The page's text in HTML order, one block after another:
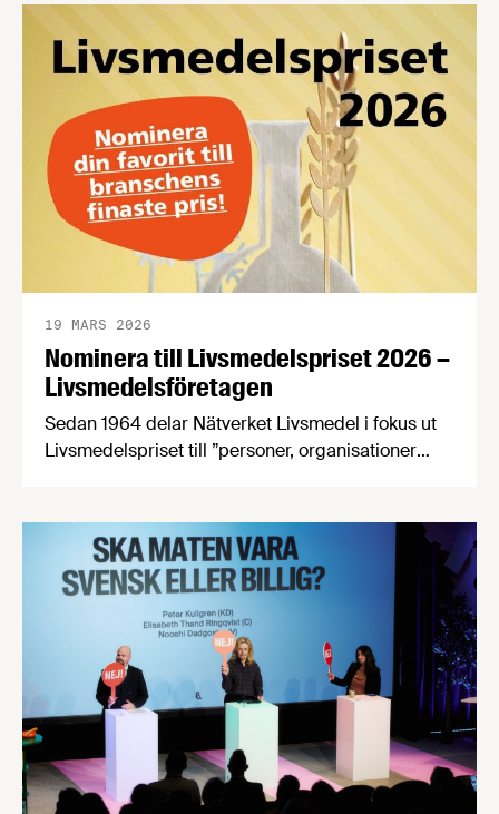
kokbokssamlare och en legendarisk matfotograf.
Dessutom har alla kokboksälskare möjlighet att
söka till att bli en del av finaljuryn som Folkets röst.
Frida Ronge, David Sundin, Karolina Sparring, …
Nominera till Livsmedelspriset 2026 –
Livsmedelsföretagen
19 MARS 2026
Sedan 1964 delar Nätverket Livsmedel i fokus ut
Livsmedelspriset till ”personer, organisationer
förutsättningar för att öka livsmedelsnäringens
konkurrenskraft och utveckling”. Passa på att
nominera en eller flera kandidater senast den 21
april! Bland de nomineringar som kommer in
kommer en jury …